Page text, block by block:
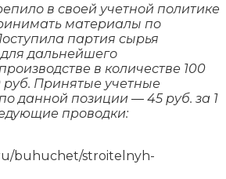
в своей учетной политике
материалы по
партия сырья
дальнейшего
в количестве 100
руб. Принятые учетные
данной позиции ― 45 руб. за 1
проводки:
buhuchet/stroitelnyh-